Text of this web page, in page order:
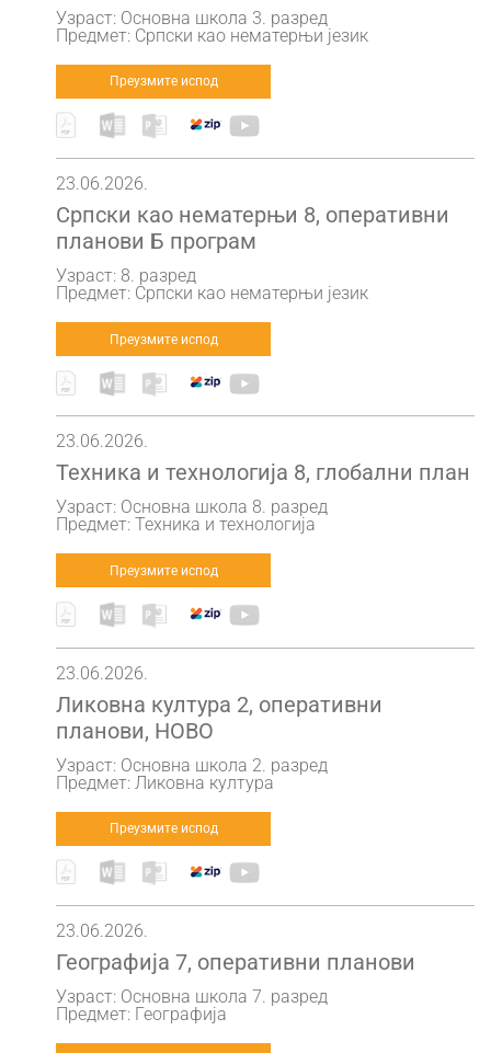
Узраст: Основна школа 3. разред
Предмет: Српски као нематерњи језик
Преузмите испод
23.06.2026.
Српски као нематерњи 8, оперативни
планови Б програм
Узраст: 8. разред
Предмет: Српски као нематерњи језик
Преузмите испод
23.06.2026.
Техника и технологија 8, глобални план
Узраст: Основна школа 8. разред
Предмет: Техника и технологија
Преузмите испод
23.06.2026.
Ликовна култура 2, оперативни
планови, НОВО
Узраст: Основна школа 2. разред
Предмет: Ликовна култура
Преузмите испод
23.06.2026.
Географија 7, оперативни планови
Узраст: Основна школа 7. разред
Предмет: Географија